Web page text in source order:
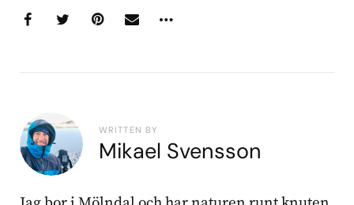
WRITTEN BY
Mikael Svensson